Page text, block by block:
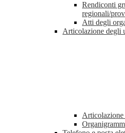
Rendiconti
regionali/
Atti degli
Articolazione degli